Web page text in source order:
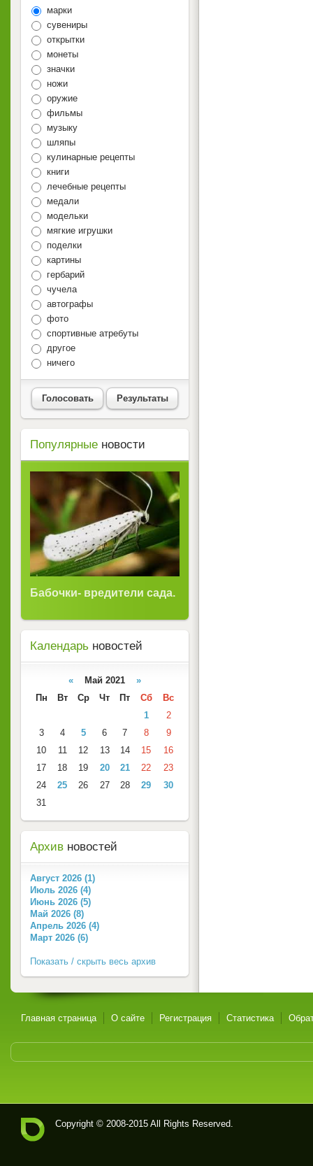
марки
сувениры
открытки
монеты
значки
ножи
оружие
фильмы
музыку
шляпы
кулинарные рецепты
книги
лечебные рецепты
медали
модельки
мягкие игрушки
поделки
картины
гербарий
чучела
автографы
фото
спортивные атребуты
другое
ничего
Голосовать Результаты
Популярные новости
Бабочки- вредители сада.
Календарь новостей
« Май 2021 »
Пн
Вт Ср Чт Пт Сб
Вс
1
2
3
4 5 6 7 8
9
10
11 12 13 14 15
16
17
18 19 20 21 22
23
24
25 26 27 28 29
30
31
Архив новостей
Август 2026 (1)
Июль 2026 (4)
Июнь 2026 (5)
Май 2026 (8)
Апрель 2026 (4)
Март 2026 (6)
Показать / скрыть весь архив
Главная страница О сайте Регистрация Статистика
Copyright © 2008-2015 All Rights Reserved.